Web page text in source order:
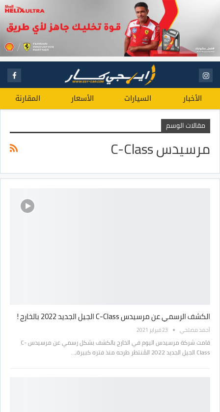
الأخبار السيارات الأسعار المقارنة
مقالات الوسم
مرسيدس C-Class
الكشف الرسمي عن مرسيدس C-Class الجيل الجديد 2022 بالخارج !
أحمد مصلحي 23 فبراير 2021
قامت شركة مرسيدس اليوم في الخارج بالكشف بشكل رسمي عن مرسيدس C-
Class الجيل الجديد 2022 المُنتظر طرحه منذ فتره كبيرة،…